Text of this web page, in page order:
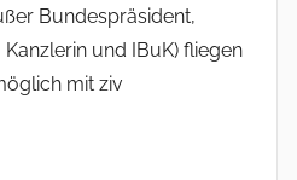
Bundespräsident,
und IBuK) fliegen
mit ziv